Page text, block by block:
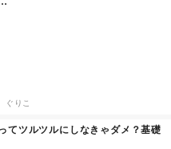
ぐりこ
てツルツルにしなきゃダメ？基礎